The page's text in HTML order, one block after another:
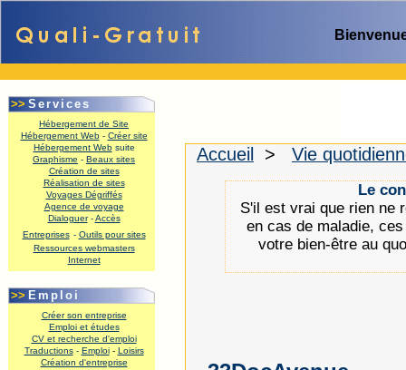
>> Services
Hébergement de Site
Hébergement Web- Créer site
Hébergement Websuite
Graphisme - Beaux sites
Création de sites
Réalisation de sites
Voyages Dégriffés
Agence de voyage
Dialoguer-Accès
Entreprises - Outils pour sites
Ressources webmasters
Internet
>> Emploi
Créer son entreprise
Emploi et études
CV et recherche d'emploi
Traductions- Emploi- Loisirs
Création d'entreprise
Accueil > Vie
Le
S'il est vrai que rien ne
en cas de maladie,
votre bien-être au